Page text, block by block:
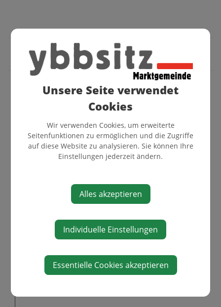
ABGABEN UND GEBÜHREN
FÖRDERUNGEN
GEMEINDE-APP
UMWELT / MÜLL
ENERGIEGEMEINDE
ORTSPLAN/KATASTER
Unsere Seite verwendet
Cookies
Wir verwenden Cookies, um erweiterte
Seitenfunktionen zu ermöglichen und die Zugriffe
auf diese Website zu analysieren. Sie können Ihre
Einstellungen jederzeit ändern.
Alles akzeptieren
Individuelle Einstellungen
Essentielle Cookies akzeptieren